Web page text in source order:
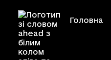
Головна